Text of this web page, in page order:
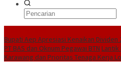
Bupati Aep Apresiasi Kenaikan Dividen
PT BAS dan Oknum Pegawai BTN Lantik
Karawang dan Prioritas Tenaga Kerja